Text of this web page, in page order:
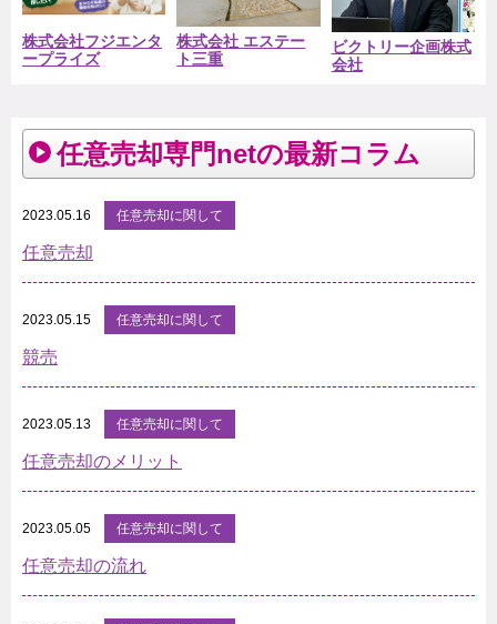
株式会社フジエンタ
ープライズ
株式会社 エステー
ト三重
ビクトリー企画株式
会社
任意売却専門netの最新コラム
2023.05.16 任意売却に関して
任意売却
2023.05.15 任意売却に関して
競売
2023.05.13 任意売却に関して
任意売却のメリット
2023.05.05 任意売却に関して
任意売却の流れ